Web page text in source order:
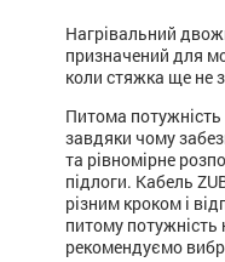
Нагрівальний
призначений для
коли стяжка ще не
Питома
завдяки чому
та рівномірне
підлоги. Кабель
різним кроком і
питому
рекомендуємо